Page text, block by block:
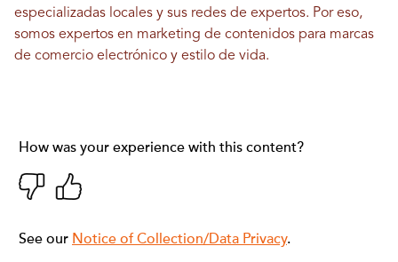
especializadas locales y sus redes de expertos. Por eso,
somos expertos en marketing de contenidos para marcas
de comercio electrónico y estilo de vida.